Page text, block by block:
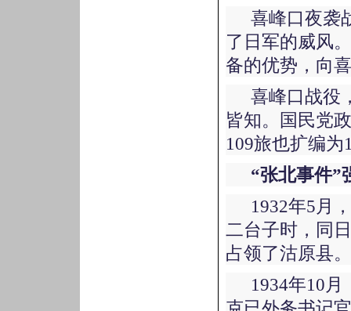
喜峰口夜袭
了日军的威风
备的优势，向
喜峰口战役
皆知。国民党
109旅也扩编
“张北事件”
1932年5月
二台子时，同
占领了沽原县。
1934年10